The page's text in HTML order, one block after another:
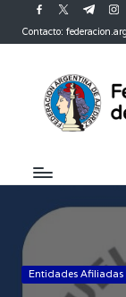
Saltar
contenido
facebook.com
twitter.com
t.me
Contacto:
Publicada
Entidades Afiliadas